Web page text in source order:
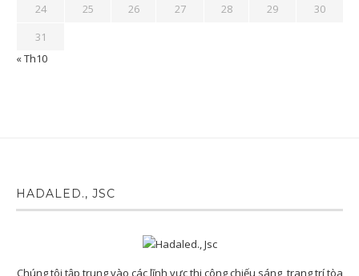
24
25 26 27 28 29
30
31
« Th10
HADALED., JSC
Chúng tôi tập trung vào các lĩnh vực thi công chiếu sáng, trang trí tòa